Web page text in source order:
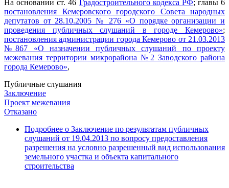
На основании ст. 46 Градостроительного кодекса РФ; главы 6
постановления Кемеровского городского Совета народных
депутатов от 28.10.2005 № 276 «О порядке организации и
проведения публичных слушаний в городе Кемерово»;
постановления администрации города Кемерово от 21.03.2013
№867 «О назначении публичных слушаний по проекту
межевания территории микрорайона №2 Заводского района
города Кемерово»,
Публичные слушания
Заключение
Проект межевания
Отказано
Подробнее о Заключение по результатам публичных
слушаний от 19.04.2013 по вопросу предоставления
разрешения на условно разрешенный вид использования
земельного участка и объекта капитального
строительства